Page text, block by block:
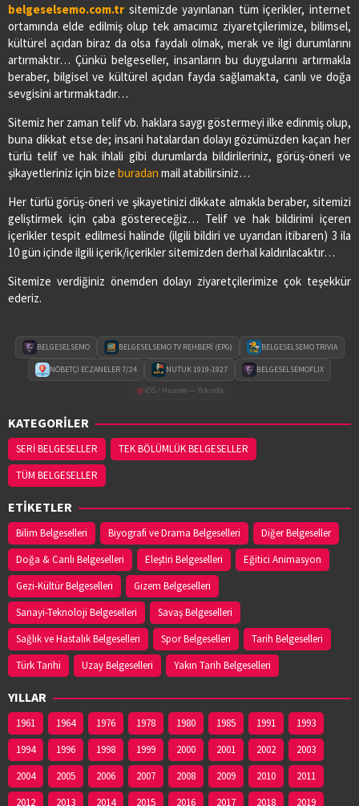
belgeselsemo.com.tr sitemizde yayınlanan tüm içerikler, internet
ortamında elde edilmiş olup tek amacımız ziyaretçilerimize, bilimsel,
kültürel açıdan biraz da olsa faydalı olmak, merak ve ilgi durumlarını
artırmaktır… Çünkü belgeseller, insanların bu duygularını artırmakla
beraber, bilgisel ve kültürel açıdan fayda sağlamakta, canlı ve doğa
sevgisini artırmaktadır…
Sitemiz her zaman telif vb. haklara saygı göstermeyi ilke edinmiş olup,
buna dikkat etse de; insani hatalardan dolayı gözümüzden kaçan her
türlü telif ve hak ihlali gibi durumlarda bildirileriniz, görüş-öneri ve
şikayetleriniz için bize buradan mail atabilirsiniz…
Her türlü görüş-öneri ve şikayetinizi dikkate almakla beraber, sitemizi
geliştirmek için çaba göstereceğiz… Telif ve hak bildirimi içeren
içerikler tespit edilmesi halinde (ilgili bildiri ve uyarıdan itibaren) 3 ila
10 gün içinde ilgili içerik/içerikler sitemizden derhal kaldırılacaktır…
Sitemize verdiğiniz önemden dolayı ziyaretçilerimize çok teşekkür
ederiz.
BELGESELSEMO BELGESELSEMO TV REHBERİ (EPG) BELGESELSEMO TRIVIA
NÖBETÇİ ECZANELER 7/24 NUTUK 1919-1927
BELGESELSEMOFLIX
iOS / Huawei — Yakında
KATEGORİLER
SERİ BELGESELLER
TEK BÖLÜMLÜK BELGESELLER
TÜM BELGESELLER
ETİKETLER
Bilim Belgeselleri Biyografi ve Drama Belgeselleri
Diğer Belgeseller
Doğa & Canlı Belgeselleri
Eleştiri Belgeselleri
Eğitici Animasyon
Gezi-Kültür Belgeselleri
Gizem Belgeselleri
Sanayi-Teknoloji Belgeselleri
Savaş Belgeselleri
Sağlık ve Hastalık Belgeselleri
Spor Belgeselleri
Tarih Belgeselleri
Türk Tarihi
Uzay Belgeselleri Yakın Tarih Belgeselleri
YILLAR
1961 1964 1976 1978 1980 1985 1991
1993
1994
1996 1998 1999 2000 2001 2002
2003
2004
2005 2006 2007 2008 2009 2010
2011
2012
2013 2014 2015 2016 2017 2018 2019